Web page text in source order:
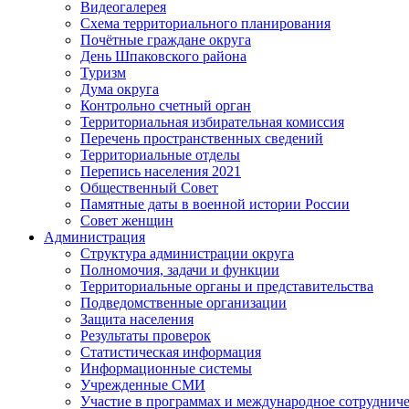
Видеогалерея
Схема территориального планирования
Почётные граждане округа
День Шпаковского района
Туризм
Дума округа
Контрольно счетный орган
Территориальная избирательная комиссия
Перечень пространственных сведений
Территориальные отделы
Перепись населения 2021
Общественный Совет
Памятные даты в военной истории России
Совет женщин
Администрация
Структура администрации округа
Полномочия, задачи и функции
Территориальные органы и представительства
Подведомственные организации
Защита населения
Результаты проверок
Статистическая информация
Информационные системы
Учрежденные СМИ
Участие в программах и международное